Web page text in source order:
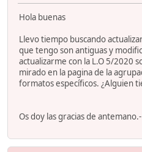
Hola buenas
Llevo tiempo buscando
que tengo son antiguas y
actualizarme con la L.O 5/2020
mirado en la pagina de la
formatos específicos. ¿Alguien
Os doy las gracias de antemano.-